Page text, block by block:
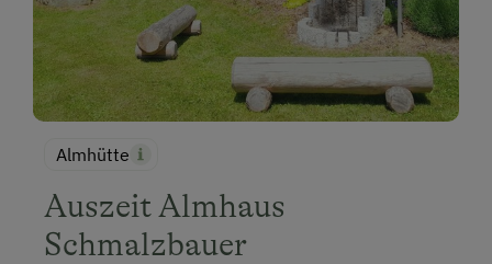
Almhütte
Auszeit Almhaus
Schmalzbauer